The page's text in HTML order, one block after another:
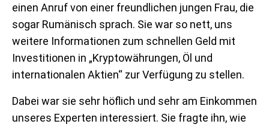
einen Anruf von einer freundlichen jungen Frau, die
sogar Rumänisch sprach. Sie war so nett, uns
weitere Informationen zum schnellen Geld mit
Investitionen in „Kryptowährungen, Öl und
internationalen Aktien“ zur Verfügung zu stellen.
Dabei war sie sehr höflich und sehr am Einkommen
unseres Experten interessiert. Sie fragte ihn, wie